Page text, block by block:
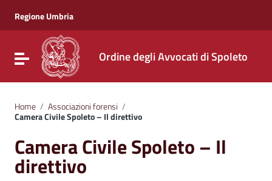
Vai al menu di navigazione
Vai al footer
Regione Umbria
Attiva / disattiva la navigazioneOrdine degli Avvocati di Spoleto
Home / Associazioni forensi /
Camera Civile Spoleto – Il direttivo
Camera Civile Spoleto – Il
direttivo